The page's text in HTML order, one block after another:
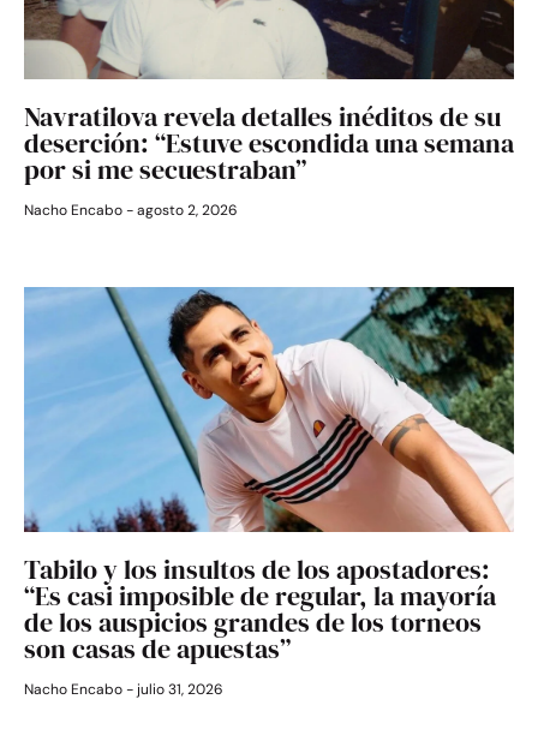
Navratilova revela detalles inéditos de su
deserción: “Estuve escondida una semana
por si me secuestraban”
Nacho Encabo agosto 2, 2026
Tabilo y los insultos de los apostadores:
“Es casi imposible de regular, la mayoría
de los auspicios grandes de los torneos
son casas de apuestas”
Nacho Encabo julio 31, 2026